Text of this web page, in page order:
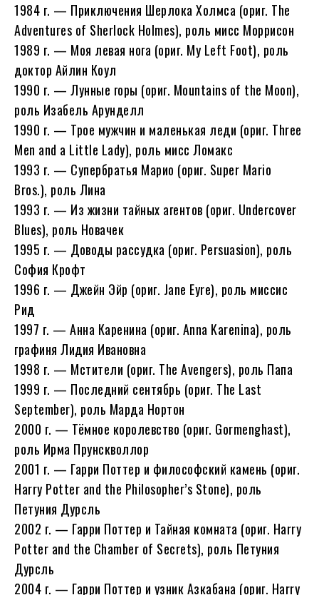
1984 г. — Приключения Шерлока Холмса (ориг. The
Adventures of Sherlock Holmes), роль мисс Моррисон
1989 г. — Моя левая нога (ориг. My Left Foot), роль
доктор Айлин Коул
1990 г. — Лунные горы (ориг. Mountains of the Moon),
роль Изабель Арунделл
1990 г. — Трое мужчин и маленькая леди (ориг. Three
Men and a Little Lady), роль мисс Ломакс
1993 г. — Супербратья Марио (ориг. Super Mario
Bros.), роль Лина
1993 г. — Из жизни тайных агентов (ориг. Undercover
Blues), роль Новачек
1995 г. — Доводы рассудка (ориг. Persuasion), роль
София Крофт
1996 г. — Джейн Эйр (ориг. Jane Eyre), роль миссис
Рид
1997 г. — Анна Каренина (ориг. Anna Karenina), роль
графиня Лидия Ивановна
1998 г. — Мстители (ориг. The Avengers), роль Папа
1999 г. — Последний сентябрь (ориг. The Last
September), роль Марда Нортон
2000 г. — Тёмное королевство (ориг. Gormenghast),
роль Ирма Прунскволлор
2001 г. — Гарри Поттер и философский камень (ориг.
Harry Potter and the Philosopher’s Stone), роль
Петуния Дурсль
2002 г. — Гарри Поттер и Тайная комната (ориг. Harry
Potter and the Chamber of Secrets), роль Петуния
Дурсль
2004 г. — Гарри Поттер и узник Азкабана (ориг. Harry